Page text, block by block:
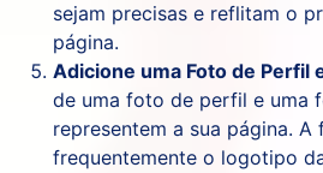
sejam precisas e reflitam o
página.
Adicione uma Foto de Perfil
de uma foto de perfil e uma
representem a sua página.
frequentemente o logotipo